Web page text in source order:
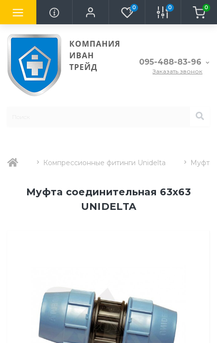
0 0 0
КОМПАНИЯ
ИВАН
ТРЕЙД
095-488-83-96
Заказать звонок
Компрессионные фитинги Unidelta Муфта
Муфта соединительная 63x63
UNIDELTA